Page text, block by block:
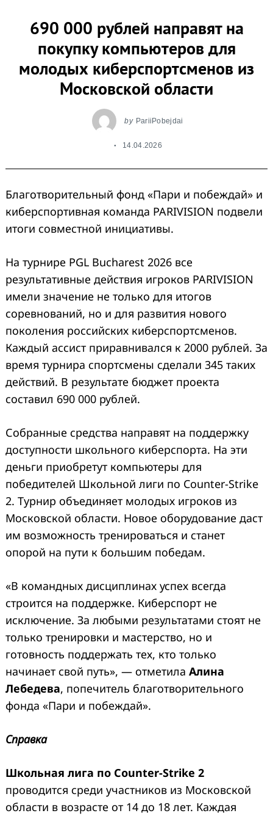
690 000 рублей направят на
покупку компьютеров для
молодых киберспортсменов из
Московской области
by PariiPobejdai
14.04.2026
Благотворительный фонд «Пари и побеждай» и
киберспортивная команда PARIVISION подвели
итоги совместной инициативы.
На турнире PGL Bucharest 2026 все
результативные действия игроков PARIVISION
имели значение не только для итогов
соревнований, но и для развития нового
поколения российских киберспортсменов.
Каждый ассист приравнивался к 2000 рублей. За
время турнира спортсмены сделали 345 таких
действий. В результате бюджет проекта
составил 690 000 рублей.
Собранные средства направят на поддержку
доступности школьного киберспорта. На эти
деньги приобретут компьютеры для
победителей Школьной лиги по Counter-Strike
2. Турнир объединяет молодых игроков из
Московской области. Новое оборудование даст
им возможность тренироваться и станет
опорой на пути к большим победам.
«В командных дисциплинах успех всегда
строится на поддержке. Киберспорт не
исключение. За любыми результатами стоят не
только тренировки и мастерство, но и
готовность поддержать тех, кто только
начинает свой путь», — отметила Алина
Лебедева, попечитель благотворительного
фонда «Пари и побеждай».
Справка
Школьная лига по Counter-Strike 2
проводится среди участников из Московской
области в возрасте от 14 до 18 лет. Каждая